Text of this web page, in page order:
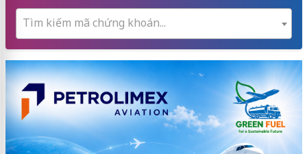
Tìm kiếm mã chứng khoán...